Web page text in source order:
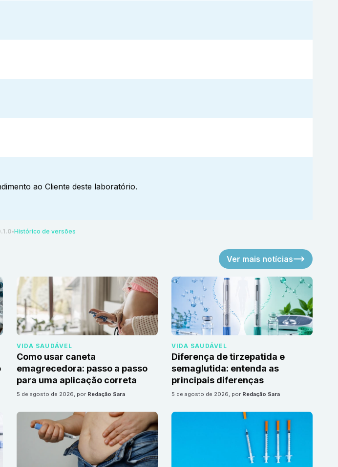
ao Cliente deste laboratório.
●Histórico de versões
Ver mais notícias
VIDA SAUDÁVEL
Como usar caneta
emagrecedora: passo a passo
para uma aplicação correta
5 de agosto de 2026, por Redação Sara
VIDA SAUDÁVEL
Diferença de tirzepatida e
semaglutida: entenda as
principais diferenças
5 de agosto de 2026, por Redação Sara